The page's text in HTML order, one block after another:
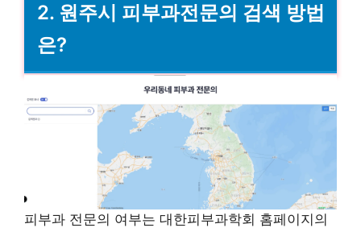
2. 원주시 피부과전문의 검색 방법
은?
피부과 전문의 여부는 대한피부과학회 홈페이지의